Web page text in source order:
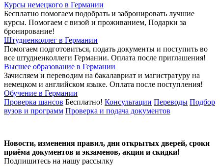
Курсы немецкого в Германии
Бесплатно помогаем подобрать и забронировать лучшие
курсы. Помогаем с визой и проживанием, Подарки за
бронирование!
Штудиенколлег в Германии
Помогаем подготовиться, подать документы и поступить во
все штудиенколлеги Германии. Оплата после приглашения!
Высшее образование в Германии
Зачисляем и переводим на бакалавриат и магистратуру на
немецком и английском языке. Оплата после поступления!
Обучение в Германии
Проверка шансов Бесплатно! Консультации Переводы Подбор
вузов и программ Проверка и подача документов
Новости, изменения правил, дни открытых дверей, сроки
приёма документов и экзаменов, акции и скидки!
Подпишитесь на нашу рассылку